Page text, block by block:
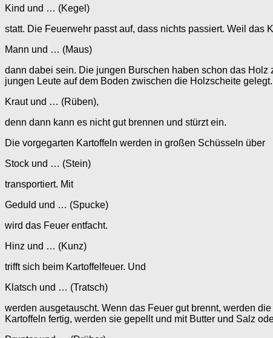
Kind und … (Kegel)
statt. Die Feuerwehr passt auf, dass nichts passiert. Weil das
Mann und … (Maus)
dann dabei sein. Die jungen Burschen haben schon das
jungen Leute auf dem Boden zwischen die Holzscheite
Kraut und … (Rüben),
denn dann kann es nicht gut brennen und stürzt ein.
Die vorgegarten Kartoffeln werden in großen Schüsseln über
Stock und … (Stein)
transportiert. Mit
Geduld und … (Spucke)
wird das Feuer entfacht.
Hinz und … (Kunz)
trifft sich beim Kartoffelfeuer. Und
Klatsch und … (Tratsch)
werden ausgetauscht. Wenn das Feuer gut brennt, werden
Kartoffeln fertig, werden sie gepellt und mit Butter und Salz